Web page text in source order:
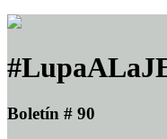
Boletín # 90